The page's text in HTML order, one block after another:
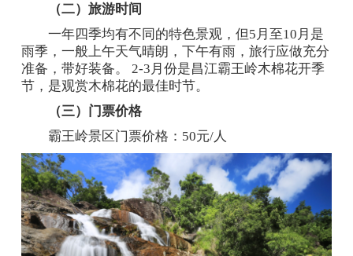
（二）旅游时间
一年四季均有不同的特色景观，但5月至10月是
雨季，一般上午天气晴朗，下午有雨，旅行应做充分
准备，带好装备。 2-3月份是昌江霸王岭木棉花开季
节，是观赏木棉花的最佳时节。
（三）门票价格
霸王岭景区门票价格：50元/人